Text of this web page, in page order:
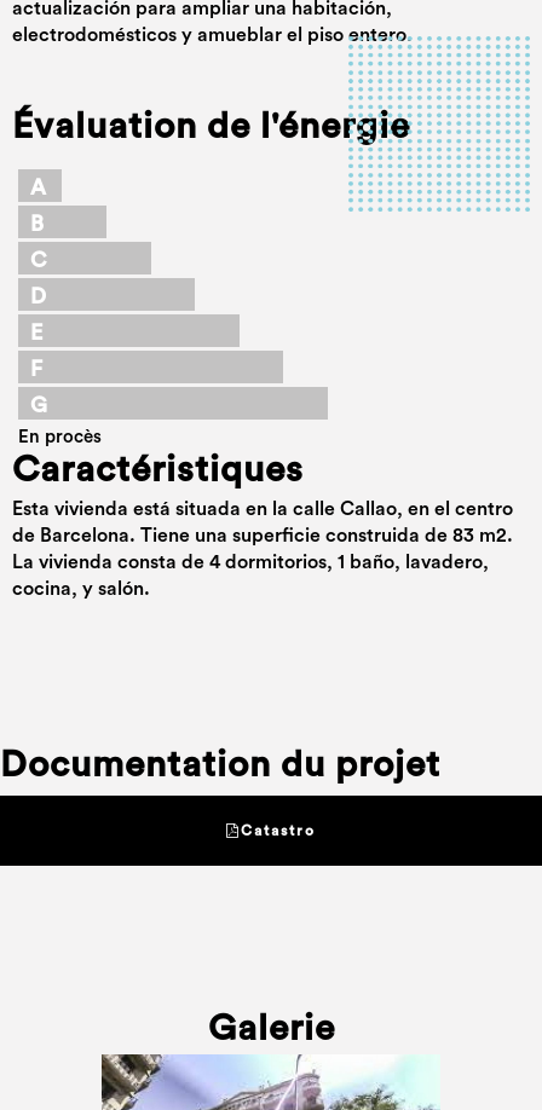
actualización para ampliar una habitación,
electrodomésticos y amueblar el piso entero.
Évaluation de l'énergie
A
B
C
D
E
F
G
En procès
Caractéristiques
Esta vivienda está situada en la calle Callao, en el centro
de Barcelona. Tiene una superficie construida de 83 m2.
La vivienda consta de 4 dormitorios, 1 baño, lavadero,
cocina, y salón.
Documentation du projet
Catastro
Galerie